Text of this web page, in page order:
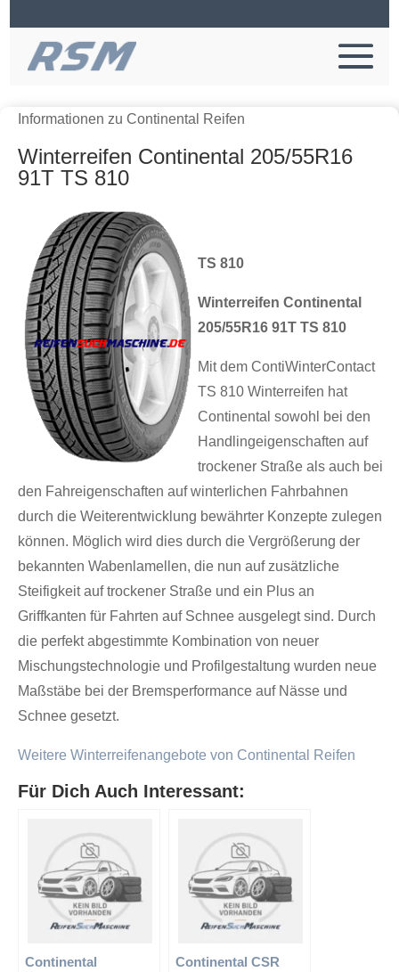
Informationen zu Continental Reifen
Winterreifen Continental 205/55R16
91T TS 810
TS 810
Winterreifen Continental
205/55R16 91T TS 810
Mit dem ContiWinterContact
TS 810 Winterreifen hat
Continental sowohl bei den
Handlingeigenschaften auf
trockener Straße als auch bei
den Fahreigenschaften auf winterlichen Fahrbahnen
durch die Weiterentwicklung bewährter Konzepte zulegen
können. Möglich wird dies durch die Vergrößerung der
bekannten Wabenlamellen, die nun auf zusätzliche
Steifigkeit auf trockener Straße und ein Plus an
Griffkanten für Fahrten auf Schnee ausgelegt sind. Durch
die perfekt abgestimmte Kombination von neuer
Mischungstechnologie und Profilgestaltung wurden neue
Maßstäbe bei der Bremsperformance auf Nässe und
Schnee gesetzt.
Weitere Winterreifenangebote von Continental Reifen
Für Dich Auch Interessant:
Continental
Continental CSR